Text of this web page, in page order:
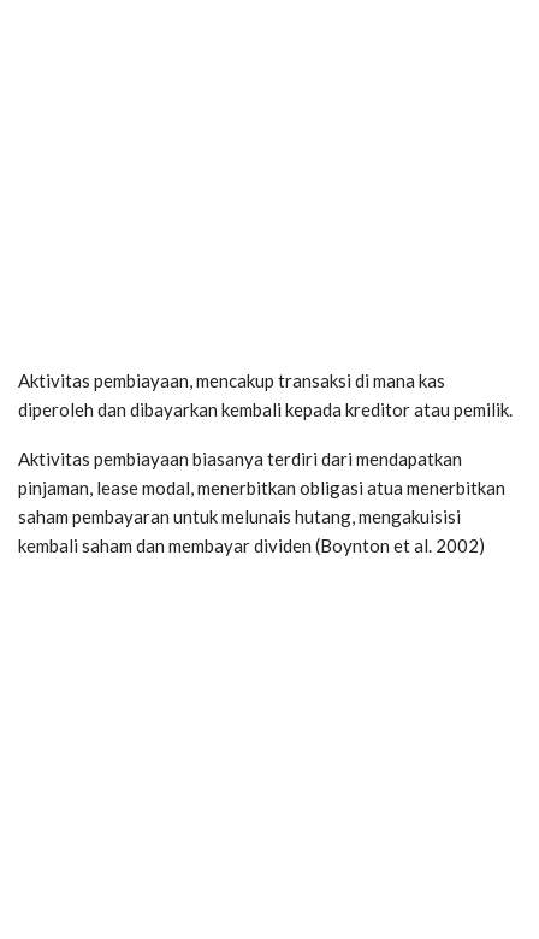
Aktivitas pembiayaan, mencakup transaksi di mana kas
diperoleh dan dibayarkan kembali kepada kreditor atau pemilik.
Aktivitas pembiayaan biasanya terdiri dari mendapatkan
pinjaman, lease modal, menerbitkan obligasi atua menerbitkan
saham pembayaran untuk melunais hutang, mengakuisisi
kembali saham dan membayar dividen (Boynton et al. 2002)